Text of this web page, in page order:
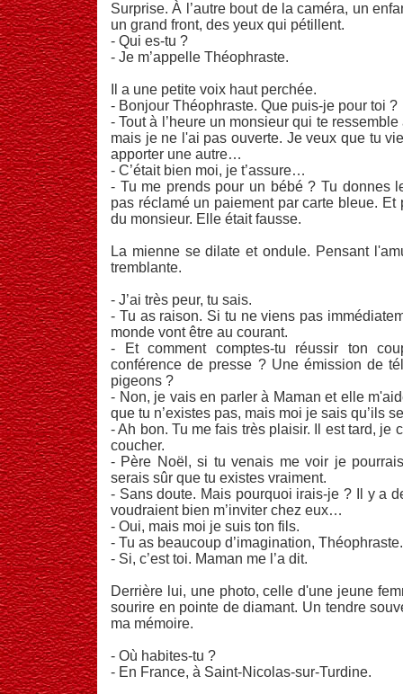
Surprise. À l’autre bout de la caméra, un
un grand front, des yeux qui pétillent.
- Qui es-tu ?
- Je m’appelle Théophraste.
Il a une petite voix haut perchée.
- Bonjour Théophraste. Que puis-je pour toi ?
- Tout à l’heure un monsieur qui te
mais je ne l'ai pas ouverte. Je veux que tu
apporter une autre…
- C’était bien moi, je t’assure…
- Tu me prends pour un bébé ? Tu donnes
pas réclamé un paiement par carte bleue. Et
du monsieur. Elle était fausse.
La mienne se dilate et ondule. Pensant
tremblante.
- J’ai très peur, tu sais.
- Tu as raison. Si tu ne viens pas
monde vont être au courant.
- Et comment comptes-tu réussir ton
conférence de presse ? Une émission de
pigeons ?
- Non, je vais en parler à Maman et elle
que tu n’existes pas, mais moi je sais qu’ils
- Ah bon. Tu me fais très plaisir. Il est tard, je
coucher.
- Père Noël, si tu venais me voir je
serais sûr que tu existes vraiment.
- Sans doute. Mais pourquoi irais-je ? Il y a
voudraient bien m’inviter chez eux…
- Oui, mais moi je suis ton fils.
- Tu as beaucoup d’imagination,
- Si, c’est toi. Maman me l’a dit.
Derrière lui, une photo, celle d'une jeune
sourire en pointe de diamant. Un tendre
ma mémoire.
- Où habites-tu ?
- En France, à Saint-Nicolas-sur-Turdine.